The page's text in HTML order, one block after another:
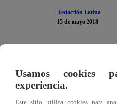
Redacción Latina
15 de mayo 2018
ruptura amorosa. Ambos
que se desencadenó en
Usamos cookies
experiencia.
Este sitio utiliza cookies para